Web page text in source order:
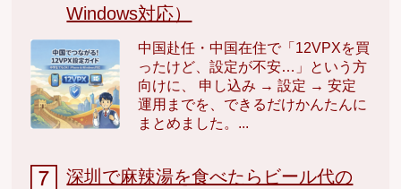
Windows対応）
中国赴任・中国在住で「12VPXを買
ったけど、設定が不安…」という方
向けに、 申し込み → 設定 → 安定
運用までを、できるだけかんたんに
まとめました。...
深圳で麻辣湯を食べたらビール代の